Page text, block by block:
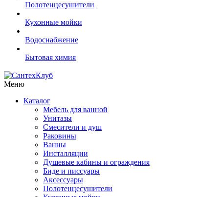
Полотенцесушители
Кухонные мойки
Водоснабжение
Бытовая химия
Меню
Каталог
Мебель для ванной
Унитазы
Смесители и душ
Раковины
Ванны
Инсталляции
Душевые кабины и ограждения
Биде и писсуары
Аксессуары
Полотенцесушители